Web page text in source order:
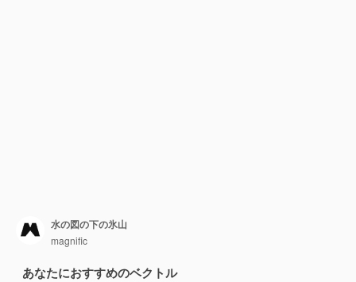
水の図の下の氷山
magnific
あなたにおすすめのベクトル